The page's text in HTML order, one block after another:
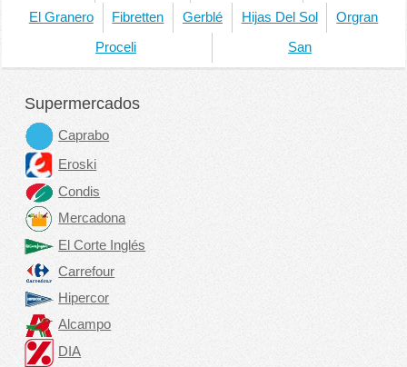
El Granero Fibretten Gerblé Hijas Del Sol Orgran
Proceli San
Supermercados
Caprabo
Eroski
Condis
Mercadona
El Corte Inglés
Carrefour
Hipercor
Alcampo
DIA